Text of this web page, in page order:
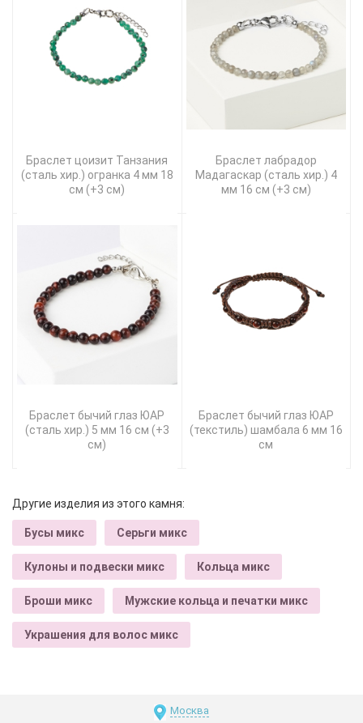
Браслет цоизит Танзания
(сталь хир.) огранка 4 мм 18
см (+3 см)
Браслет лабрадор
Мадагаскар (сталь хир.) 4
мм 16 см (+3 см)
Браслет бычий глаз ЮАР
(сталь хир.) 5 мм 16 см (+3
см)
Браслет бычий глаз ЮАР
(текстиль) шамбала 6 мм 16
см
Другие изделия из этого камня:
Бусы микс Серьги микс
Кулоны и подвески микс Кольца микс
Броши микс Мужские кольца и печатки микс
Украшения для волос микс
Москва